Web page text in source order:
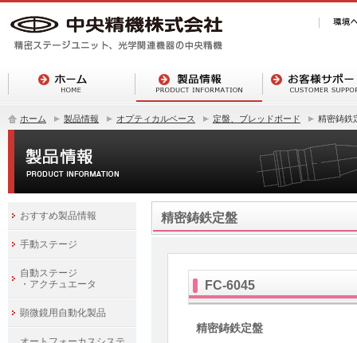
ホーム 製品情報 オプティカルベース 定盤、ブレッドボード 精密鋳鉄
精密鋳鉄定盤
FC-6045
精密鋳鉄定盤
おすすめ製品情報
手動ステージ
自動ステージ
・アクチュエータ
顕微鏡用自動化製品